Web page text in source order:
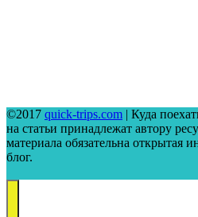
©2017 quick-trips.com | Куда
на статьи принадлежат автору
материала обязательна открытая
блог.